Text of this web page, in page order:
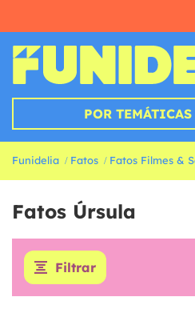
POR TEMÁTICAS
Funidelia Fatos Fatos Filmes &
Fatos Úrsula
Filtrar